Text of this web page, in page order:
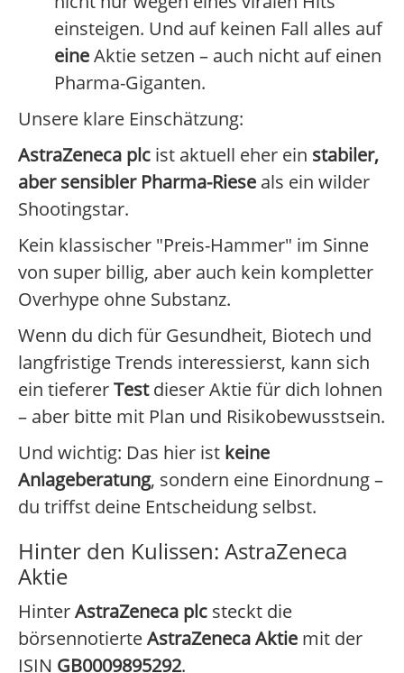
einsteigen. Und auf keinen Fall alles auf
eineAktie setzen – auch nicht auf einen
Pharma-Giganten.
Unsere klare Einschätzung:
AstraZeneca plc ist aktuell eher ein stabiler,
aber sensibler Pharma-Riese als ein wilder
Shootingstar.
Kein klassischer "Preis-Hammer" im Sinne
von super billig, aber auch kein kompletter
Overhype ohne Substanz.
Wenn du dich für Gesundheit, Biotech und
langfristige Trends interessierst, kann sich
ein tiefererTestdieser Aktie für dich lohnen
– aber bitte mit Plan und Risikobewusstsein.
Und wichtig: Das hier ist keine
Anlageberatung, sondern eine Einordnung –
du triffst deine Entscheidung selbst.
Hinter den Kulissen: AstraZeneca
Aktie
HinterAstraZeneca plc steckt die
börsennotierteAstraZeneca Aktie mit der
ISIN GB0009895292.